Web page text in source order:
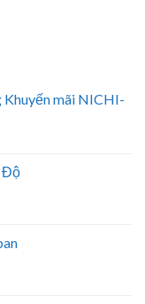
Khuyến mãi NICHI-
Độ